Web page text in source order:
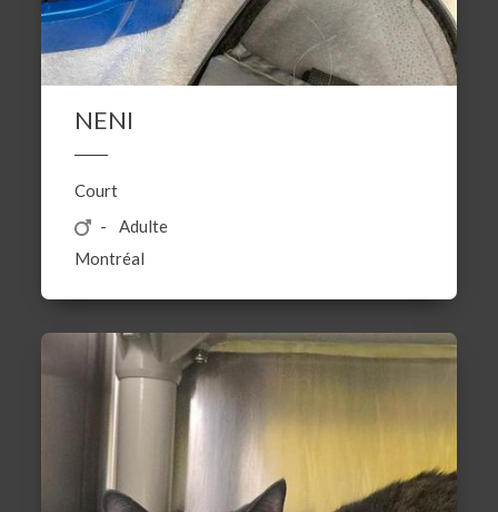
NENI
Court
Adulte
Montréal